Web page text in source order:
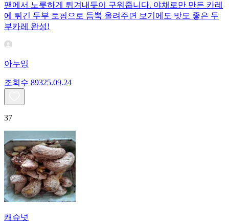
팬에서 노릇하게 튀겨내듯이 구워줍니다. 야채로만 만든 카레
에 튀긴 두부 토핑으로 듬뿍 올려주면 보기에도 맛도 좋은 두
부카레 완성!
아누잉
조회수 89325.09.24
37
캐슈넛